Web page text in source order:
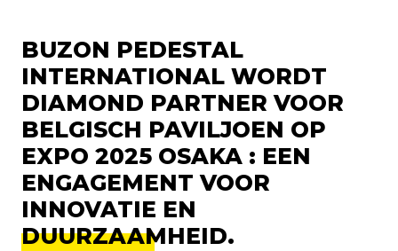
BUZON PEDESTAL
INTERNATIONAL WORDT
DIAMOND PARTNER VOOR
BELGISCH PAVILJOEN OP
EXPO 2025 OSAKA : EEN
ENGAGEMENT VOOR
INNOVATIE EN
DUURZAAMHEID.